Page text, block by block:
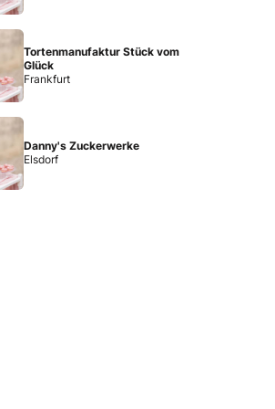
Tortenmanufaktur Stück vom
Glück
Frankfurt
Danny's Zuckerwerke
Elsdorf